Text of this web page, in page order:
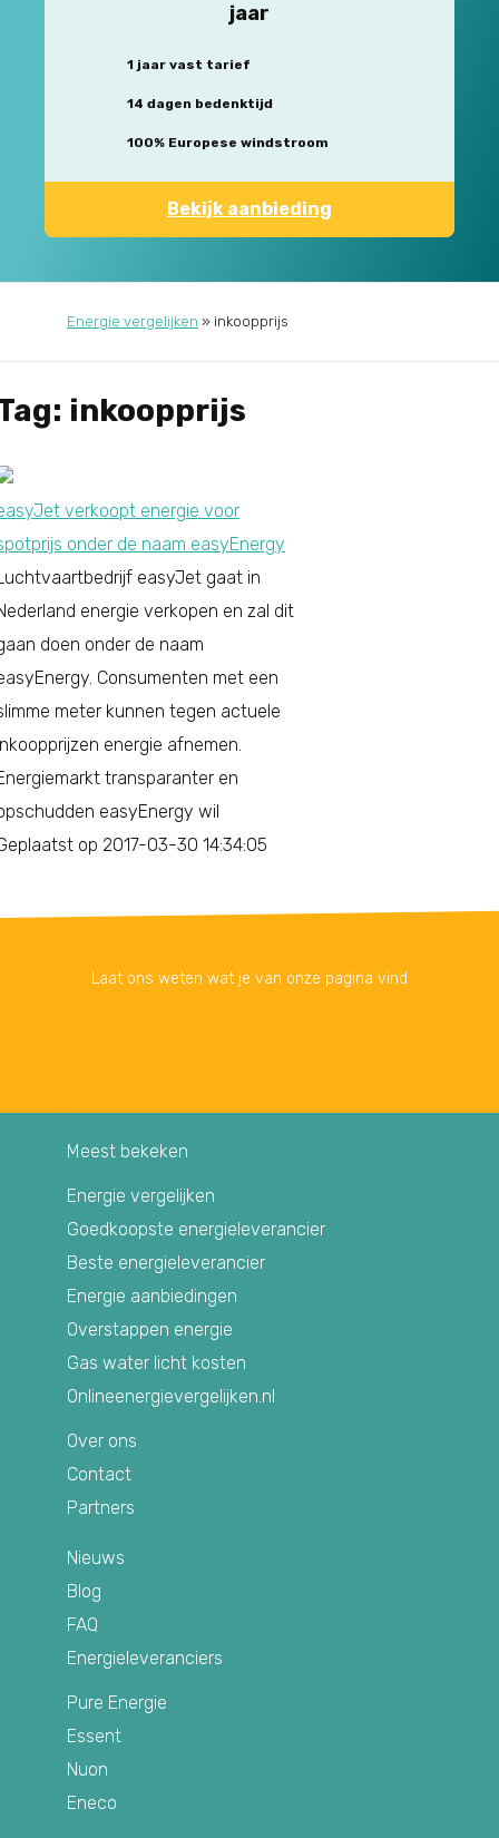
jaar
1 jaar vast tarief
14 dagen bedenktijd
100% Europese windstroom
Bekijk aanbieding
Energie vergelijken » inkoopprijs
inkoopprijs
verkoopt energie voor
onder de naam easyEnergy
easyJet gaat in
energie verkopen en zal dit
doen onder de naam
Consumenten met een
meter kunnen tegen actuele
energie afnemen.
transparanter en
easyEnergy wil
op 2017-03-30 14:34:05
Laat ons weten wat je van onze pagina vind
Meest bekeken
Energie vergelijken
Goedkoopste energieleverancier
Beste energieleverancier
Energie aanbiedingen
Overstappen energie
Gas water licht kosten
Onlineenergievergelijken.nl
Over ons
Contact
Partners
Nieuws
Blog
FAQ
Energieleveranciers
Pure Energie
Essent
Nuon
Eneco